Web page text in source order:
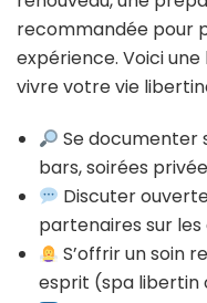
recommandée pour
expérience. Voici
vivre votre vie
Se documenter
bars, soirées
Discuter
partenaires sur
S’offrir un soin
esprit (spa libertin